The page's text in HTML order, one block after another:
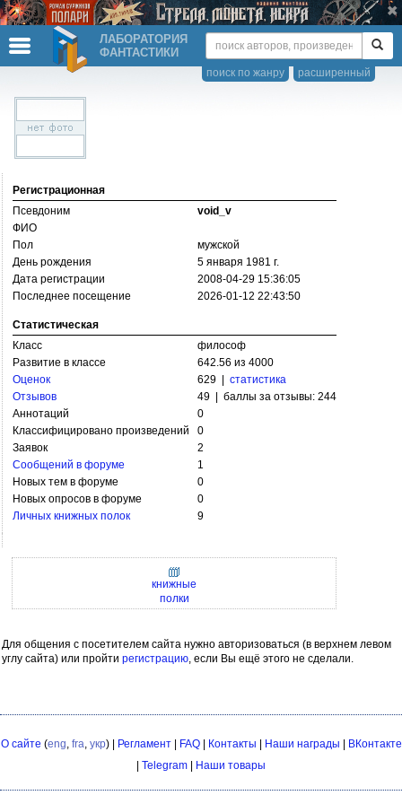
ЛАБОРАТОРИЯ
ФАНТАСТИКИ
расширенный
поиск по жанру
Регистрационная
Псевдоним
void_v
ФИО
Пол
мужской
День рождения
5 января 1981 г.
Дата регистрации
2008-04-29 15:36:05
Последнее посещение
2026-01-12 22:43:50
Статистическая
Класс
философ
Развитие в классе
642.56 из 4000
Оценок
629 | статистика
Отзывов
49 | баллы за отзывы: 244
Аннотаций
0
Классифицировано произведений
0
Заявок
2
Сообщений в форуме
1
Новых тем в форуме
0
Новых опросов в форуме
0
Личных книжных полок
9
книжные
полки
Для общения с посетителем сайта нужно авторизоваться (в верхнем левом
углу сайта) или пройти регистрацию, если Вы ещё этого не сделали.
О сайте (eng, fra, укр) | Регламент| FAQ| Контакты Наши награды
ВКонтакте
Telegram Наши товары